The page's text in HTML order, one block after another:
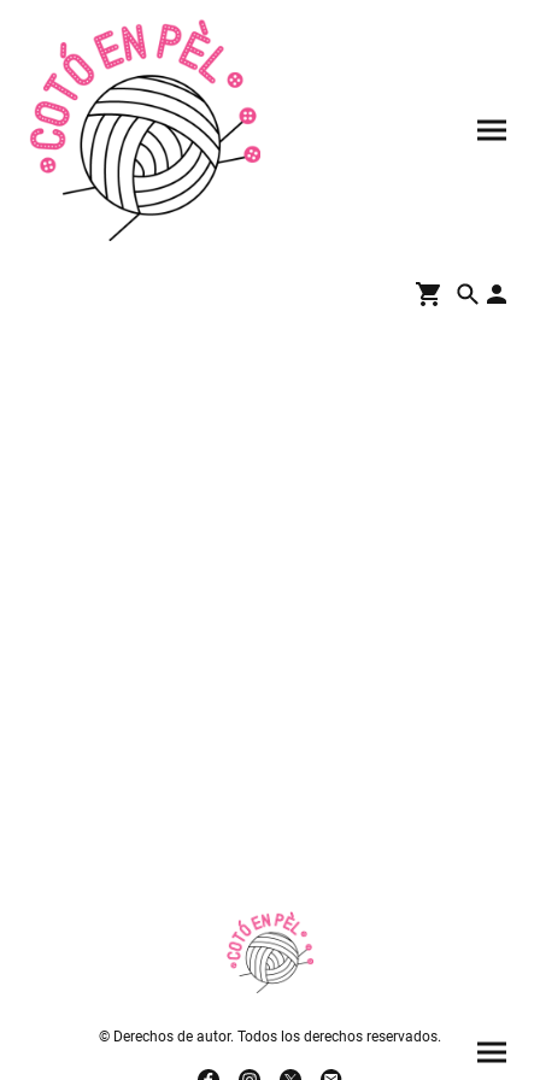
© Derechos de autor. Todos los derechos reservados.